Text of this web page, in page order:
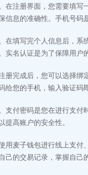
在注册界面，您需要填
信息的准确性。手机号码
在填写完个人信息后，
实名认证是为了保障用户
册完成后，您可以选择绑
给您的手机，输入验证码
支付密码是您在进行支
提高账户的安全性。
用麦子钱包进行线上支
己的交易记录，掌握自己